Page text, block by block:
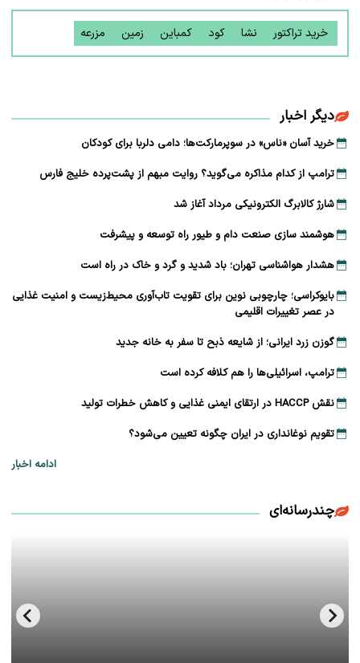
خرید تراکتور نشا کود کمباین زمین مزرعه
دیگر اخبار
خرید آسان «ناس» در سوپرمارکت‌ها؛ دامی دلربا برای کودکان
ترامپ از کدام مذاکره می‌گوید؟ روایت مبهم از پشت‌پرده خلیج فارس
شارژ کالابرگ الکترونیکی مرداد آغاز شد
هوشمند سازی صنعت دام و طیور راه توسعه و پیشرفت
هشدار هواشناسی تهران؛ باد شدید و گرد و خاک در راه است
بایوکراسی؛ چارچوبی نوین برای تقویت تاب‌آوری محیط‌زیست و امنیت غذایی
در عصر تغییرات اقلیمی
گوزن زرد ایرانی؛ از شایعه ذبح تا سفر به خانه جدید
ترامپ، اسرائیلی‌ها را هم کلافه کرده است
نقش HACCP در ارتقای ایمنی غذایی و کاهش خطرات تولید
تقویم نوغانداری در ایران چگونه تعیین می‌شود؟
ادامه اخبار
چندرسانه‌ای